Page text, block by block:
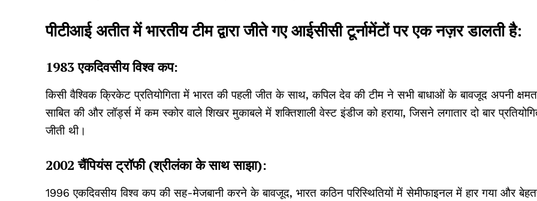
पीटीआई अतीत में भारतीय टीम द्वारा जीते गए आईसीसी टूर्नामेंटों पर एक नज़र डालती है:
1983 एकदिवसीय विश्व कप:
किसी वैश्विक क्रिकेट प्रतियोगिता में भारत की पहली जीत के साथ, कपिल देव की टीम ने सभी बाधाओं के बावजूद अपनी
साबित की और लॉर्ड्स में कम स्कोर वाले शिखर मुकाबले में शक्तिशाली वेस्ट इंडीज को हराया, जिसने लगातार दो बार
जीती थी।
2002 चैंपियंस ट्रॉफी (श्रीलंका के साथ साझा):
1996 एकदिवसीय विश्व कप की सह-मेजबानी करने के बावजूद, भारत कठिन परिस्थितियों में सेमीफाइनल में हार गया और